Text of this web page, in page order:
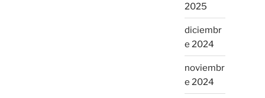
2025
diciembr
e 2024
noviembr
e 2024